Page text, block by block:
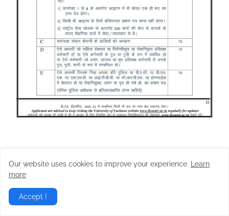
Our website uses cookies to improve your experience.
Learn
more
Accept !